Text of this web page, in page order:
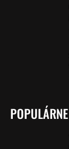
POPULÁRNE